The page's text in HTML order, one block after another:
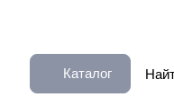
Каталог